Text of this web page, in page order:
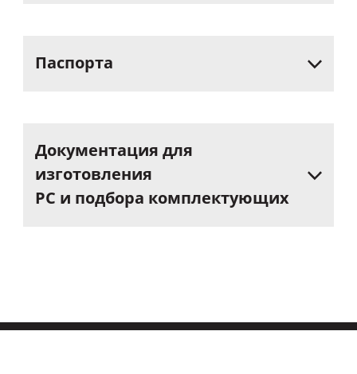
Паспорта
Документация для
изготовления
РС и подбора комплектующих